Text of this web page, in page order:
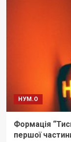
НУМ.О
Формація
першої